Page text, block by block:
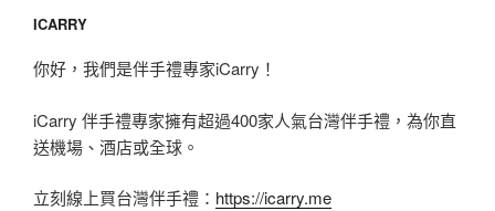
ICARRY
你好，我們是伴手禮專家iCarry！
iCarry 伴手禮專家擁有超過400家人氣台灣伴手禮，為你直
送機場、酒店或全球。
立刻線上買台灣伴手禮： https://icarry.me